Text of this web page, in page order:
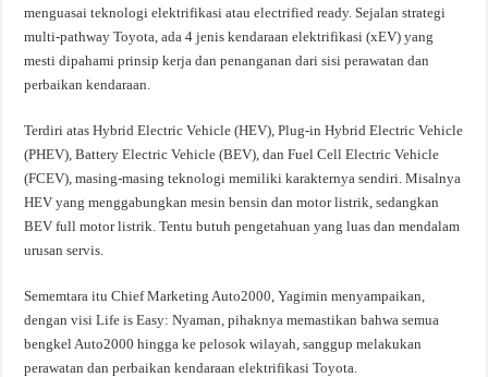
menguasai teknologi elektrifikasi atau electrified ready. Sejalan strategi
multi-pathway Toyota, ada 4 jenis kendaraan elektrifikasi (xEV) yang
mesti dipahami prinsip kerja dan penanganan dari sisi perawatan dan
perbaikan kendaraan.
Terdiri atas Hybrid Electric Vehicle (HEV), Plug-in Hybrid Electric Vehicle
(PHEV), Battery Electric Vehicle (BEV), dan Fuel Cell Electric Vehicle
(FCEV), masing-masing teknologi memiliki karakternya sendiri. Misalnya
HEV yang menggabungkan mesin bensin dan motor listrik, sedangkan
BEV full motor listrik. Tentu butuh pengetahuan yang luas dan mendalam
urusan servis.
Sememtara itu Chief Marketing Auto2000, Yagimin menyampaikan,
dengan visi Life is Easy: Nyaman, pihaknya memastikan bahwa semua
bengkel Auto2000 hingga ke pelosok wilayah, sanggup melakukan
perawatan dan perbaikan kendaraan elektrifikasi Toyota.